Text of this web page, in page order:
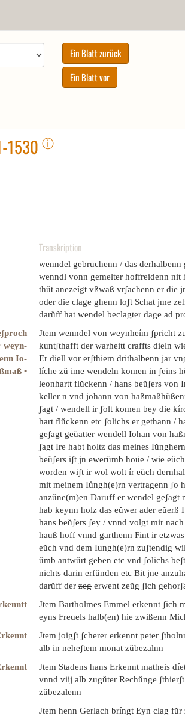
1530 ⓘ
Transkription
wenndel gebruchenn / das derhalbenn
wenndl vonn gemelter hoffreidenn nit
thŭt anezeígt vßwaß vrʃachenn er die
oder die clage ghenn loʃt Schat jme
darŭff hat wendel beclagter dage ad
Jtem wenndel von weynheím ʃpricht
weyn-
kuntʃthafft der warheitt craffts dieln
Io-
Er diell vor erʃthiem drithalbenn jar
•
líche zŭ ime wendeln komen in ʃeins
leonhartt flŭckenn / hans beŭʃers von
keller n vnd johann von
ʃagt / wendell ir ʃolt komen bey die
hart flŭckenn etc ʃolichs er gethann /
geʃagt geŭatter wendell Iohan von
ʃagt Ire habt holtz das meines
beŭʃers iʃt jn ewerŭmb hoůe / wie
worden wiʃt ir wol wolt ír eŭch
mit meinem Iůngh(e)rn vertragenn ʃo
anzŭne(m)en Daruff er wendel geʃagt
hab keynn holz das eŭwer ader eŭerß
hans beŭʃers ʃey / vnnd volgt mir
hauß hoff vnnd garthenn Fint ir
eŭch vnd dem Iungh(e)rn zuʃtendig
ŭmb antwŭrt geben etc vnd ʃolichs
nichts darin erfŭnden etc Bit jne
darŭff der zeg erwent zeŭg ʃich
Jtem Bartholmes Emmel erkennt ʃich
eyns Freuels halb(en) hie zwißenn
Jtem joigʃt ʃcherer erkennt peter
alb in neheʃtem monat zŭbezalnn
Jtem Stadens hans Erkennt matheis
vnnd viij alb zugŭter Rechŭnge
zŭbezalenn
Jtem henn Gerlach bríngt Eyn clag fŭr